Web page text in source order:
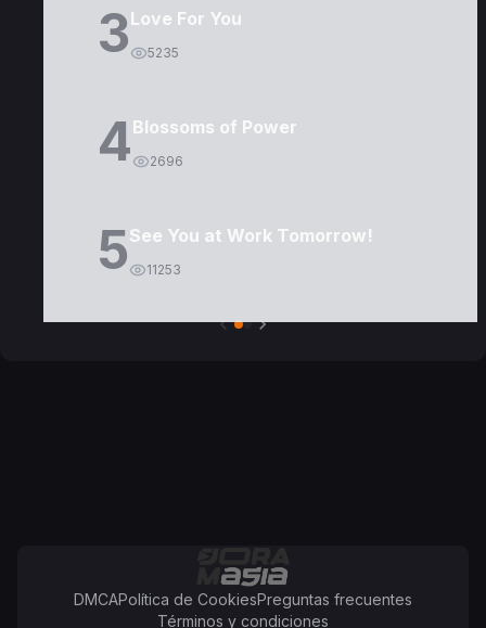
3Love For You
5235
4Blossoms of Power
2696
5See You at Work Tomorrow!
11253
DMCAPolítica de CookiesPreguntas frecuentes
Términos y condiciones